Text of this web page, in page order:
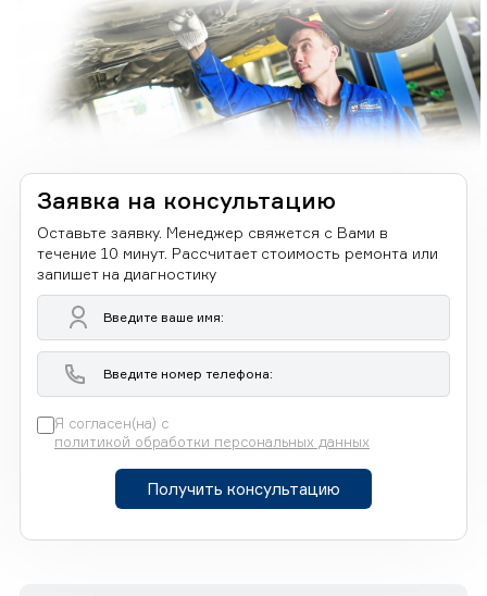
Заявка на консультацию
Оставьте заявку. Менеджер свяжется с Вами в
течение 10 минут. Рассчитает стоимость ремонта или
запишет на диагностику
Я согласен(на) с
политикой обработки персональных данных
Получить консультацию